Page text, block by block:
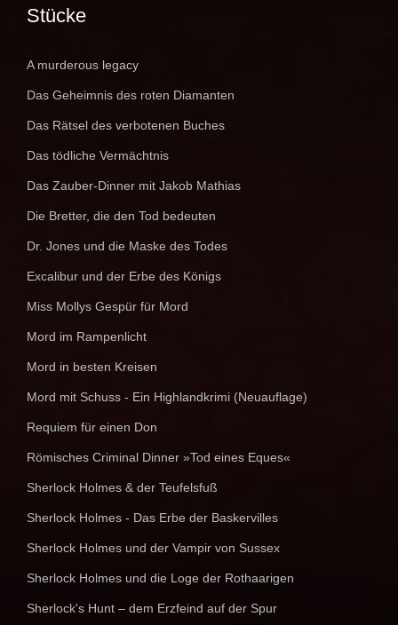
Stücke
A murderous legacy
Das Geheimnis des roten Diamanten
Das Rätsel des verbotenen Buches
Das tödliche Vermächtnis
Das Zauber-Dinner mit Jakob Mathias
Die Bretter, die den Tod bedeuten
Dr. Jones und die Maske des Todes
Excalibur und der Erbe des Königs
Miss Mollys Gespür für Mord
Mord im Rampenlicht
Mord in besten Kreisen
Mord mit Schuss - Ein Highlandkrimi (Neuauflage)
Requiem für einen Don
Römisches Criminal Dinner »Tod eines Eques«
Sherlock Holmes & der Teufelsfuß
Sherlock Holmes - Das Erbe der Baskervilles
Sherlock Holmes und der Vampir von Sussex
Sherlock Holmes und die Loge der Rothaarigen
Sherlock's Hunt – dem Erzfeind auf der Spur